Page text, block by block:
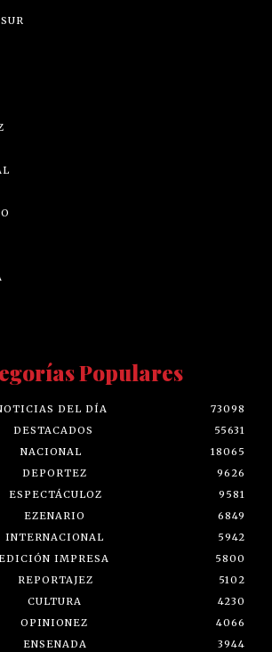
Populares
DEL DÍA
73098
DESTACADOS
55631
NACIONAL
18065
DEPORTEZ
9626
ESPECTÁCULOZ
9581
EZENARIO
6849
INTERNACIONAL
5942
EDICIÓN IMPRESA
5800
REPORTAJEZ
5102
CULTURA
4230
OPINIONEZ
4066
ENSENADA
3944